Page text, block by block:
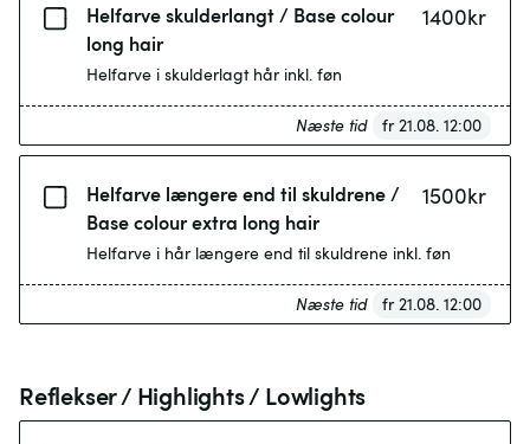
Helfarve skulderlangt / Base colour
long hair
1400kr
Helfarve i skulderlagt hår inkl. føn
Næste tid fr 21.08. 12:00
Helfarve længere end til skuldrene /
Base colour extra long hair
1500kr
Helfarve i hår længere end til skuldrene inkl. føn
Næste tid fr 21.08. 12:00
Reflekser / Highlights / Lowlights